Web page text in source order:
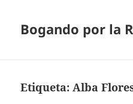
Bogando por la
Etiqueta:Alba